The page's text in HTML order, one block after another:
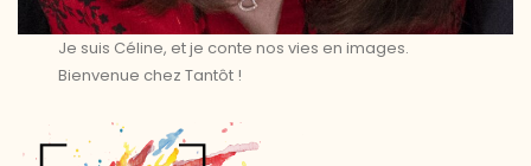
Je suis Céline, et je conte nos vies en images.
Bienvenue chez Tantôt !